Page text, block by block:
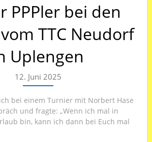
PPPler bei den
TTC Neudorf
Uplengen
12. Juni 2025
bei einem Turnier mit Norbert Hase
und fragte: „Wenn ich mal in
bin, kann ich dann bei Euch mal